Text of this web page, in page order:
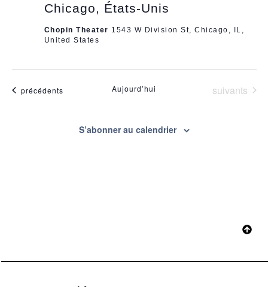
Chicago, États-Unis
Chopin Theater 1543 W Division St, Chicago, IL,
United States
Évènements
précédents Aujourd’hui Évènements
suivants
S’abonner au calendrier